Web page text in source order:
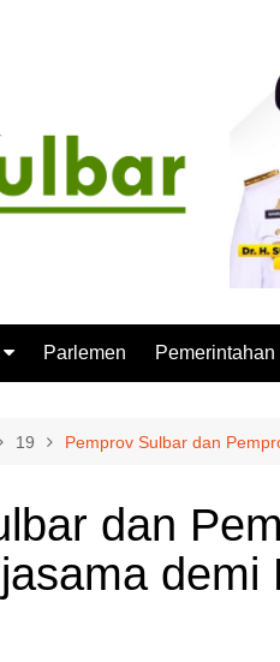
Mandar
Parlemen Pemerintahan
Instansi
19 Pemprov Sulbar dan
dan
demi